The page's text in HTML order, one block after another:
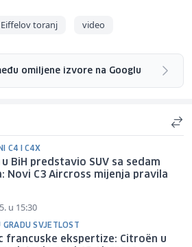
Eiffelov toranj video
omiljene izvore na Googlu
C4 I C4X
BiH predstavio SUV sa sedam
Novi C3 Aircross mijenja pravila
u 15:30
GRADU SVJETLOST
francuske ekspertize: Citroën u